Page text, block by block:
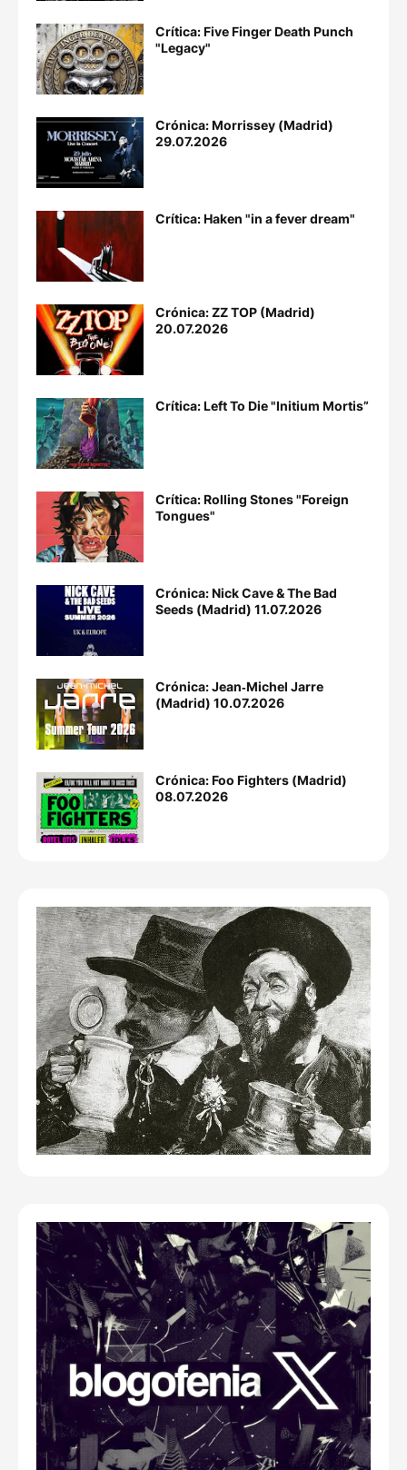
Crítica: Five Finger Death Punch
"Legacy"
Crónica: Morrissey (Madrid)
29.07.2026
Crítica: Haken "in a fever dream"
Crónica: ZZ TOP (Madrid)
20.07.2026
Crítica: Left To Die "Initium Mortis”
Crítica: Rolling Stones "Foreign
Tongues"
Crónica: Nick Cave & The Bad
Seeds (Madrid) 11.07.2026
Crónica: Jean‐Michel Jarre
(Madrid) 10.07.2026
Crónica: Foo Fighters (Madrid)
08.07.2026